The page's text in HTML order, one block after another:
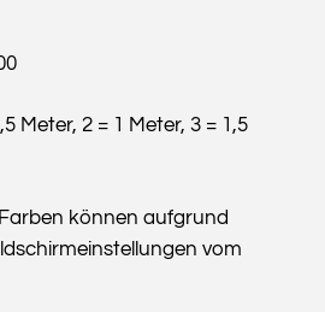
Meter, 2 = 1 Meter, 3 = 1,5
können aufgrund
vom